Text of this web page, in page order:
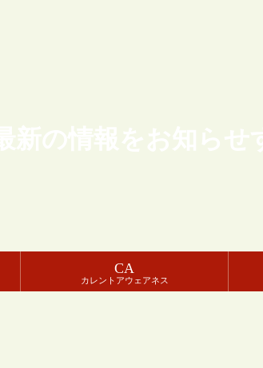
新の情報をお知ら
CA
カレントアウェアネス